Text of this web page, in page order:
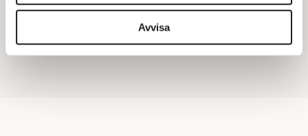
vidarebefordrar även sådana identifierare och annan
information från din enhet till de sociala medier och
annons- och analysföretag som vi samarbetar med.
Avvisa